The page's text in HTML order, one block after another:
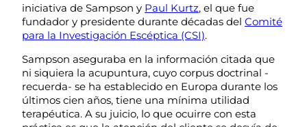
iniciativa de Sampson y Paul Kurtz, el que fue
fundador y presidente durante décadas del Comité
para la Investigación Escéptica (CSI).
Sampson aseguraba en la información citada que
ni siquiera la acupuntura, cuyo corpus doctrinal -
recuerda- se ha establecido en Europa durante los
últimos cien años, tiene una mínima utilidad
terapéutica. A su juicio, lo que ocuirre con esta